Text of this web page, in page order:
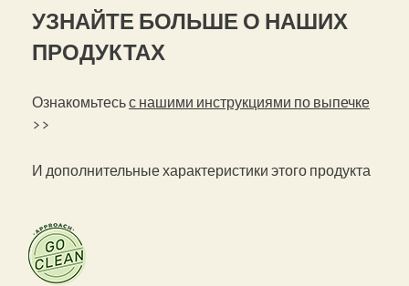
УЗНАЙТЕ БОЛЬШЕ О НАШИХ
ПРОДУКТАХ
Ознакомьтесьс нашими инструкциями по выпечке
>>
И дополнительные характеристики этого продукта